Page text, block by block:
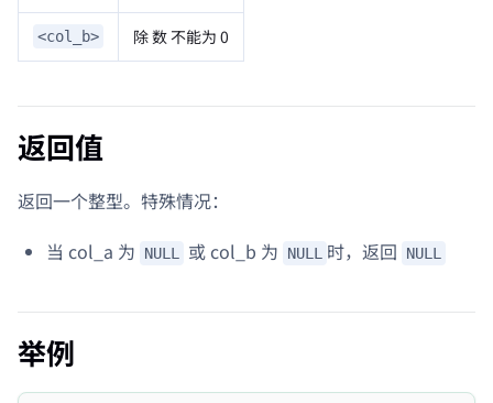
<col_b> 除 数 不能为 0
返回值
返回一个整型。特殊情况：
当 col_a 为
NULL 或 col_b 为 NULL 时，返回 NULL
举例